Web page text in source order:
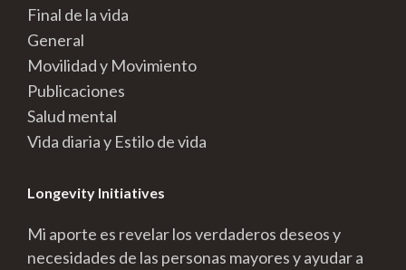
Final de la vida
General
Movilidad y Movimiento
Publicaciones
Salud mental
Vida diaria y Estilo de vida
Longevity Initiatives
Mi aporte es revelar los verdaderos deseos y
necesidades de las personas mayores y ayudar a